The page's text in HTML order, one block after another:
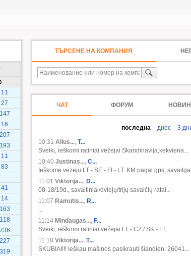
11
27
147
16
207
193
11
83
41
14
163
118
736
227
319
ТЪРСЕНЕ НА КОМПАНИЯ
ЧАТ ФОРУМ
последна днес 3
10:31 Alius..., T...
Sveiki, ieškomi ratiniai vežėjai Skandinavija,kekviena...
10:40 Justinas..., C...
Ieškome vezeju LT - SE - FI - LT. KM pagal gps,
11:01 Viktorija..., D...
08-18/19d., savaitiniai/dviejų/trijų savaičių ratai...
11:07 Ramutis..., R...
...
11:14 Mindaugas..., F...
Sveiki, ieškomi ratiniai vežėjai LT - CZ / SK - LT,...
11:18 Viktorija..., T...
SKUBIAI!!! Ieškau mašinos pasikrauti šiandien: 26041...